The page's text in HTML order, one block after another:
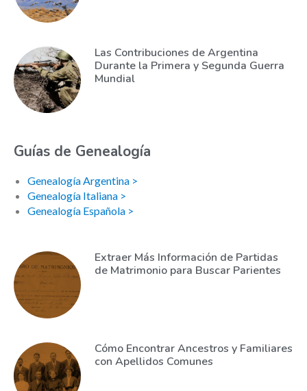
Las Contribuciones de Argentina
Durante la Primera y Segunda Guerra
Mundial
Guías de Genealogía
Genealogía Argentina >
Genealogía Italiana >
Genealogía Española >
Extraer Más Información de Partidas
de Matrimonio para Buscar Parientes
Cómo Encontrar Ancestros y Familiares
con Apellidos Comunes